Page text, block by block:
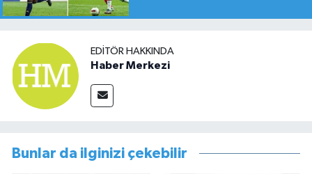
EDITÖR HAKKINDA
Haber Merkezi
Bunlar da ilginizi çekebilir